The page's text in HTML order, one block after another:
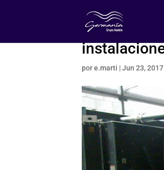
pore.marti |Jun 23, 2017